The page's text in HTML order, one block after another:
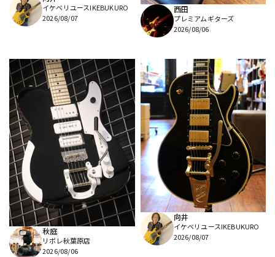
ヴィンテージ
イケベリユースIKEBUKURO
2026/08/07
西田
プレミアムギターズ
2026/08/06
秋庭
リボレ秋葉原店
2026/08/06
向井
イケベリユースIKEBUKURO
2026/08/07